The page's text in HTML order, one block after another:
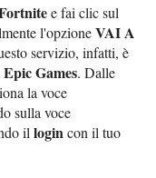
e fai clic sul
l'opzioneVAI A
servizio, infatti, è
Games. Dalle
la voce
sulla voce
illogincon il tuo